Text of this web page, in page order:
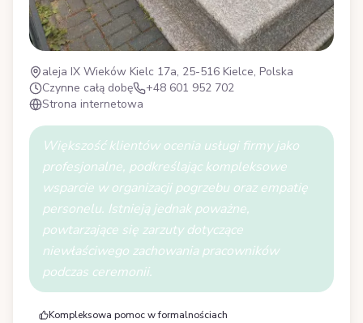
aleja IX Wieków Kielc 17a, 25-516 Kielce, Polska
Czynne całą dobę
+48 601 952 702
Strona internetowa
Większość klientów ocenia usługi firmy jako
profesjonalne, podkreślając kompleksowe
wsparcie w organizacji pogrzebu oraz empatię
personelu. Istnieją jednak poważne,
powtarzające się zarzuty dotyczące
niewłaściwego zachowania pracowników
podczas ceremonii.
Kompleksowa pomoc w formalnościach